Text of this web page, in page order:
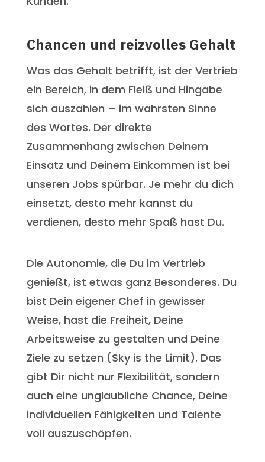
Chancen und reizvolles Gehalt
Was das Gehalt betrifft, ist der Vertrieb
ein Bereich, in dem Fleiß und Hingabe
sich auszahlen – im wahrsten Sinne
des Wortes. Der direkte
Zusammenhang zwischen Deinem
Einsatz und Deinem Einkommen ist bei
unseren Jobs spürbar. Je mehr du dich
einsetzt, desto mehr kannst du
verdienen, desto mehr Spaß hast Du.
Die Autonomie, die Du im Vertrieb
genießt, ist etwas ganz Besonderes. Du
bist Dein eigener Chef in gewisser
Weise, hast die Freiheit, Deine
Arbeitsweise zu gestalten und Deine
Ziele zu setzen (Sky is the Limit). Das
gibt Dir nicht nur Flexibilität, sondern
auch eine unglaubliche Chance, Deine
individuellen Fähigkeiten und Talente
voll auszuschöpfen.